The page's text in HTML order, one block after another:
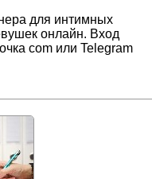
для интимных
онлайн. Вход
com или Telegram